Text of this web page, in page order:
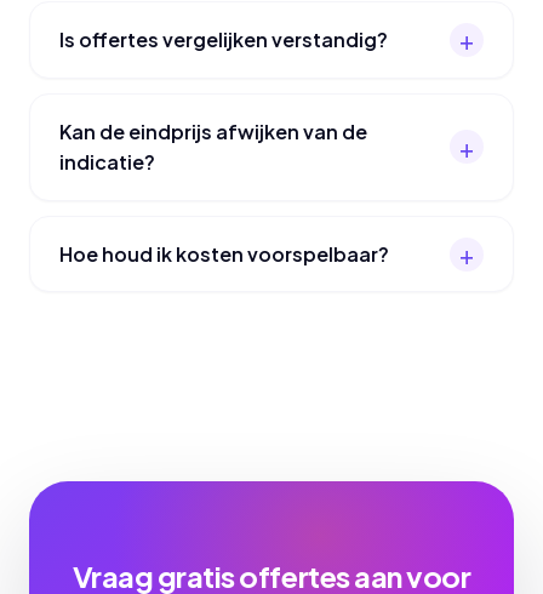
Is offertes vergelijken verstandig?
Kan de eindprijs afwijken van de
indicatie?
Hoe houd ik kosten voorspelbaar?
Vraag gratis offertes aan voor